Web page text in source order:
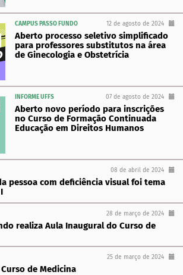
12 de agosto de 2024
CAMPUS PASSO FUNDO
Aberto processo seletivo simplificado
para professores substitutos na área
de Ginecologia e Obstetrícia
07 de agosto de 2024
INFORME UFFS
Aberto novo período para inscrições
no Curso de Formação Continuada
Educação em Direitos Humanos
08 de abril de 2024
pessoa com deficiência visual foi tema
28 de março de 2024
realiza Aula Inaugural do Curso de
25 de março de 2024
de Medicina